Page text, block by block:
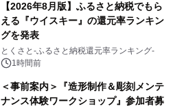
【2026年8月版】ふるさと納税でもら
える『ウイスキー』の還元率ランキン
グを発表
とくさと-ふるさと納税還元率ランキング-
1時間前
＜事前案内＞『造形制作＆彫刻メンテ
ナンス体験ワークショップ』参加者募